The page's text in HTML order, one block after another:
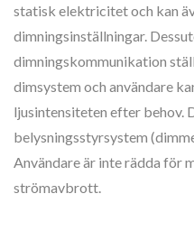
statisk elektricitet och kan
dimningsinställningar.
dimningskommunikation
dimsystem och användare
ljusintensiteten efter behov.
belysningsstyrsystem
Användare är inte rädda för
strömavbrott.